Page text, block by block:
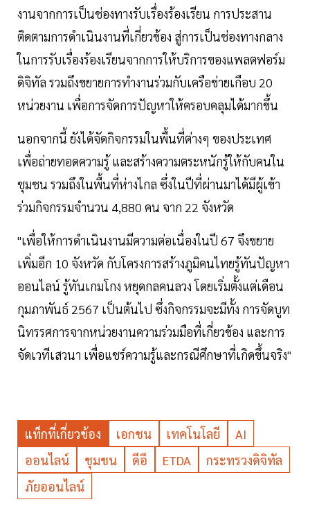
งานจากการเป็นช่องทางรับเรื่องร้องเรียน การประสาน
ติดตามการดำเนินงานที่เกี่ยวข้อง สู่การเป็นช่องทางกลาง
ในการรับเรื่องร้องเรียนจากการให้บริการของแพลตฟอร์ม
ดิจิทัล รวมถึงขยายการทำงานร่วมกับเครือข่ายเกือบ 20
หน่วยงาน เพื่อการจัดการปัญหาให้ครอบคลุมได้มากขึ้น
นอกจากนี้ ยังได้จัดกิจกรรมในพื้นที่ต่างๆ ของประเทศ
เพื่อถ่ายทอดความรู้ และสร้างความตระหนักรู้ให้กับคนใน
ชุมชน รวมถึงในพื้นที่ห่างไกล ซึ่งในปีที่ผ่านมาได้มีผู้เข้า
ร่วมกิจกรรมจำนวน 4,880 คน จาก 22 จังหวัด
"เพื่อให้การดำเนินงานมีความต่อเนื่องในปี 67 จึงขยาย
เพิ่มอีก 10 จังหวัด กับโครงการสร้างภูมิคนไทยรู้ทันปัญหา
ออนไลน์ รู้ทันเกมโกง หยุดกลคนลวง โดยเริ่มตั้งแต่เดือน
กุมภาพันธ์ 2567 เป็นต้นไป ซึ่งกิจกรรมจะมีทั้ง การจัดบูท
นิทรรศการจากหน่วยงานความร่วมมือที่เกี่ยวข้อง และการ
จัดเวทีเสวนา เพื่อแชร์ความรู้และกรณีศึกษาที่เกิดขึ้นจริง"
แท็กที่เกี่ยวข้อง เอกชน เทคโนโลยี
AI
ออนไลน์
ชุมชน ดีอี ETDA
กระทรวงดิจิทัล
ภัยออนไลน์